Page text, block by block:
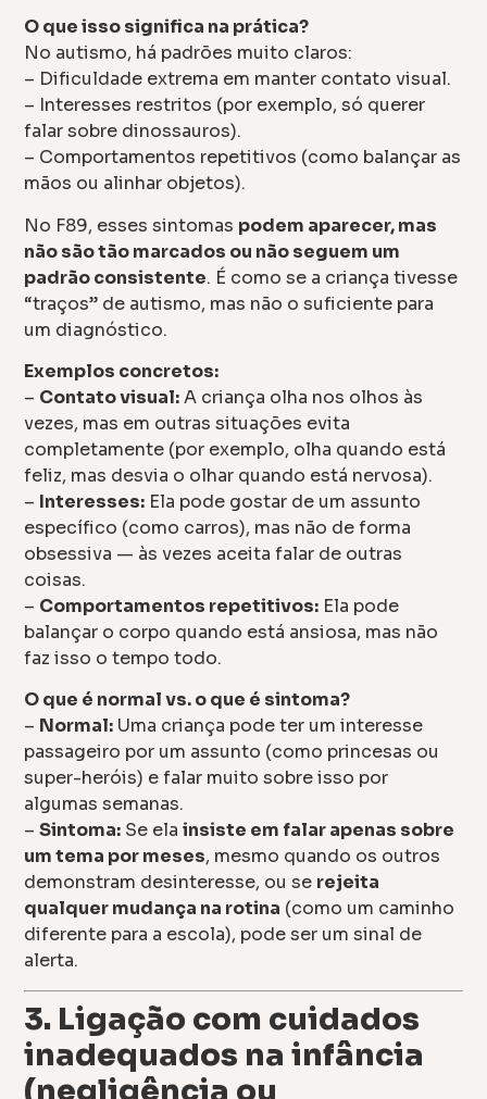
O que isso significa na prática?
No autismo, há padrões muito claros:
– Dificuldade extrema em manter contato visual.
– Interesses restritos (por exemplo, só querer
falar sobre dinossauros).
– Comportamentos repetitivos (como balançar as
mãos ou alinhar objetos).
No F89, esses sintomas podem aparecer, mas
não são tão marcados ou não seguem um
padrão consistente. É como se a criança tivesse
“traços” de autismo, mas não o suficiente para
um diagnóstico.
Exemplos concretos:
– Contato visual:A criança olha nos olhos às
vezes, mas em outras situações evita
completamente (por exemplo, olha quando está
feliz, mas desvia o olhar quando está nervosa).
– Interesses: Ela pode gostar de um assunto
específico (como carros), mas não de forma
obsessiva — às vezes aceita falar de outras
coisas.
– Comportamentos repetitivos: Ela pode
balançar o corpo quando está ansiosa, mas não
faz isso o tempo todo.
O que é normal vs. o que é sintoma?
– Normal: Uma criança pode ter um interesse
passageiro por um assunto (como princesas ou
super-heróis) e falar muito sobre isso por
algumas semanas.
–Sintoma: Se elainsiste em falar apenas sobre
um tema por meses, mesmo quando os outros
demonstram desinteresse, ou se rejeita
qualquer mudança na rotina (como um caminho
diferente para a escola), pode ser um sinal de
alerta.
3. Ligação com cuidados
inadequados na infância
(negligência ou